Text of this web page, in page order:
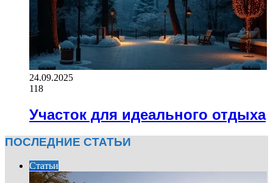
24.09.2025
118
Участок для идеального отдыха
ПОСЛЕДНИЕ СТАТЬИ
Статьи